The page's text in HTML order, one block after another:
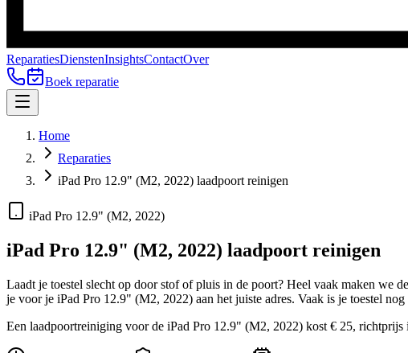
ReparatiesDienstenInsightsContactOver
Boek reparatie
Home
Reparaties
iPad Pro 12.9" (M2, 2022) laadpoort reinigen
iPad Pro 12.9" (M2, 2022)
iPad Pro 12.9" (M2, 2022) laadpoort reinigen
Laadt je toestel slecht op door stof of pluis in de poort? Heel vaak maken we
je voor je iPad Pro 12.9" (M2, 2022) aan het juiste adres. Vaak is je toestel
Een laadpoortreiniging voor de iPad Pro 12.9" (M2, 2022) kost € 25, richtprijs